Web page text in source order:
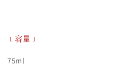
﹝容量﹞
75ml